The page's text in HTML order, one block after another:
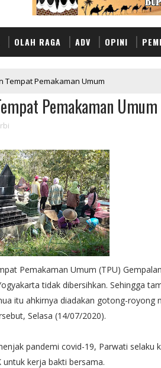
OLAH RAGA ADV OPINI
Tempat Pemakaman Umum
Pemakaman Umum
Pemakaman Umum (TPU)
tidak dibersihkan. Sehingga
itu ahkirnya diadakan gotong-royong
Selasa (14/07/2020).
pandemi covid-19, Parwati selaku
kerja bakti bersama.